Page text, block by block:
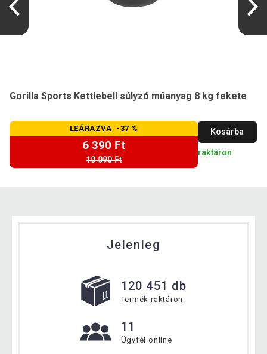
Gorilla Sports Kettlebell súlyzó műanyag 8 kg fekete
LEÁRAZVA -37 %
6 390 Ft
10 090 Ft
Kosárba
raktáron
Jelenleg
120 451 db
Termék raktáron
11
Ügyfél online